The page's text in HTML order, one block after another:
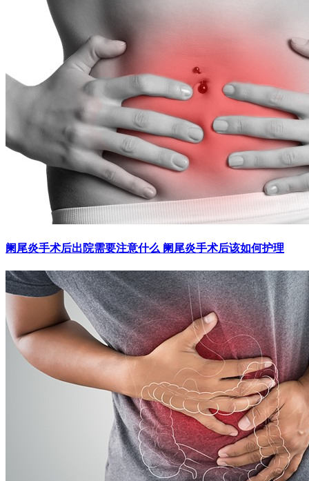
阑尾炎手术后出院需要注意什么 阑尾炎手术后该如何护理